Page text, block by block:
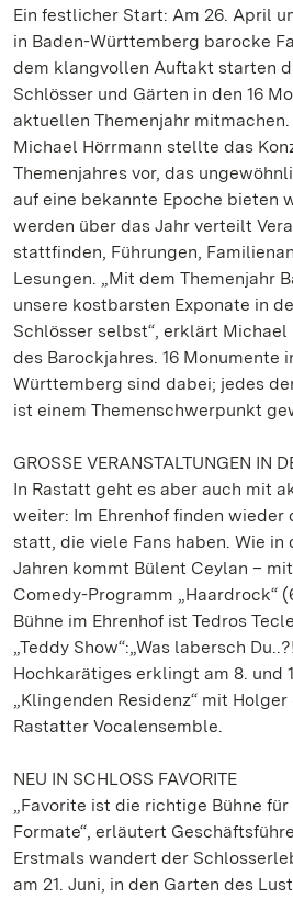
Ein festlicher Start: Am 26. April
in Baden-Württemberg barocke
dem klangvollen Auftakt starten
Schlösser und Gärten in den 16
aktuellen Themenjahr
Michael Hörrmann stellte das
Themenjahres vor, das
auf eine bekannte Epoche bieten
werden über das Jahr verteilt
stattfinden, Führungen,
Lesungen. „Mit dem Themenjahr
unsere kostbarsten Exponate in
Schlösser selbst“, erklärt Michael
des Barockjahres. 16 Monumente
Württemberg sind dabei; jedes
ist einem Themenschwerpunkt
GROSSE VERANSTALTUNGEN IN
In Rastatt geht es aber auch mit
weiter: Im Ehrenhof finden wieder
statt, die viele Fans haben. Wie in
Jahren kommt Bülent Ceylan –
Comedy-Programm „Haardrock“
Bühne im Ehrenhof ist Tedros
„Teddy Show“:„Was labersch
Hochkarätiges erklingt am 8. und
„Klingenden Residenz“ mit
Rastatter Vocalensemble.
NEU IN SCHLOSS FAVORITE
„Favorite ist die richtige Bühne
Formate“, erläutert
Erstmals wandert der
am 21. Juni, in den Garten des